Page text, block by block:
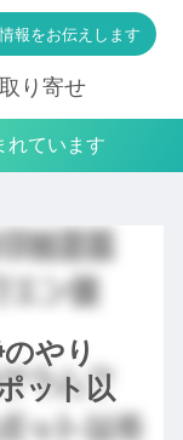
報をお伝えします
り寄せ
れています
やり
ット以